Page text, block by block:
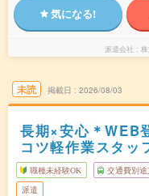
気になる!
派遣会社
未読 掲載日 2026/08/03
長期×安心＊WEB
コツ軽作業スタッ
職種未経験OK 交通費別途
派遣